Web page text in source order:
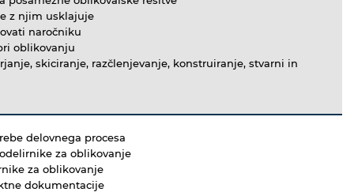
z njim usklajuje
naročniku
oblikovanju
skiciranje, razčlenjevanje, konstruiranje, stvarni in
delovnega procesa
za oblikovanje
za oblikovanje
dokumentacije